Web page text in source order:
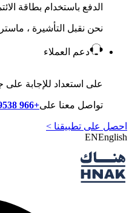
الدفع باستخدام بطاقة
نحن نقبل التأشيرة ،
دعم العملاء
على استعداد للإجابة على
تواصل معنا على+966 920009538
احصل على تطبيقنا >
ENEnglish